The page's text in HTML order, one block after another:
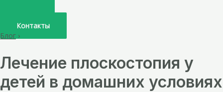
Контакты
Блог ›
Лечение плоскостопия у
детей в домашних условиях